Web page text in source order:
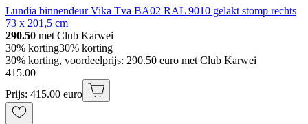
Lundia binnendeur Vika Tva BA02 RAL 9010 gelakt stomp rechts
73 x 201,5 cm
290.50 met Club Karwei
30% korting30% korting
30% korting, voordeelprijs: 290.50 euro met Club Karwei
415.00
Prijs: 415.00 euro